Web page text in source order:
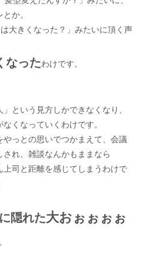
か。
大きくなった？」みたいに頂く声
なったわけです。
という見方しかできなくなり、
くなっていくわけです。
っとの思いでつかまえて、会議
れ、雑談なんかもままなら
司と距離を感じてしまうわけで
隠れた大おぉぉぉぉ